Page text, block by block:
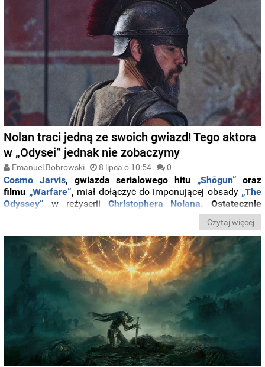
Nolan traci jedną ze swoich gwiazd! Tego aktora
w „Odysei” jednak nie zobaczymy
Emanuel Bobrowski 8 lipca o 10:54 0
Cosmo Jarvis, gwiazda serialowego hitu „Shōgun” oraz
filmu „Warfare”, miał dołączyć do imponującej obsady„The
Odyssey” w reżyserii Christophera Nolana.
Ostatecznie
jednak aktor nie pojawi się w nadchodzącej superprodukcji.
Czytaj więcej